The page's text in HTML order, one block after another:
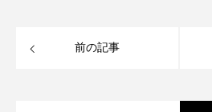
前の記事